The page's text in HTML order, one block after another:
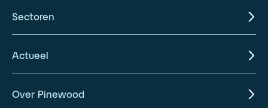
Sectoren
Actueel
Over Pinewood